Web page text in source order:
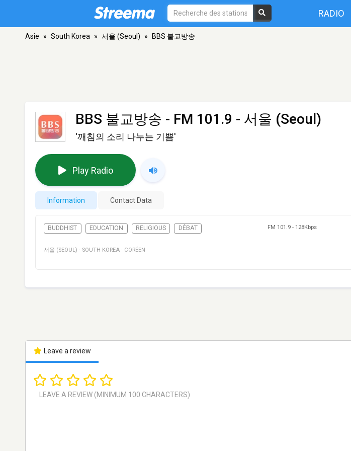
RADIO
Asie » South Korea » 서울 (Seoul) » BBS 불교방송
BBS 불교방송 - FM 101.9 - 서울 (Seoul)
'깨침의 소리 나누는 기쁨'
Play Radio
Information Contact Data
BUDDHIST EDUCATION RELIGIOUS DÉBAT FM 101.9 - 128Kbps
서울 (SEOUL) · SOUTH KOREA · CORÉEN
Leave a review